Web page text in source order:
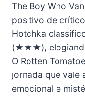
The Boy Who
positivo de
Hotchka
(★★★),
O Rotten
jornada que vale
emocional e